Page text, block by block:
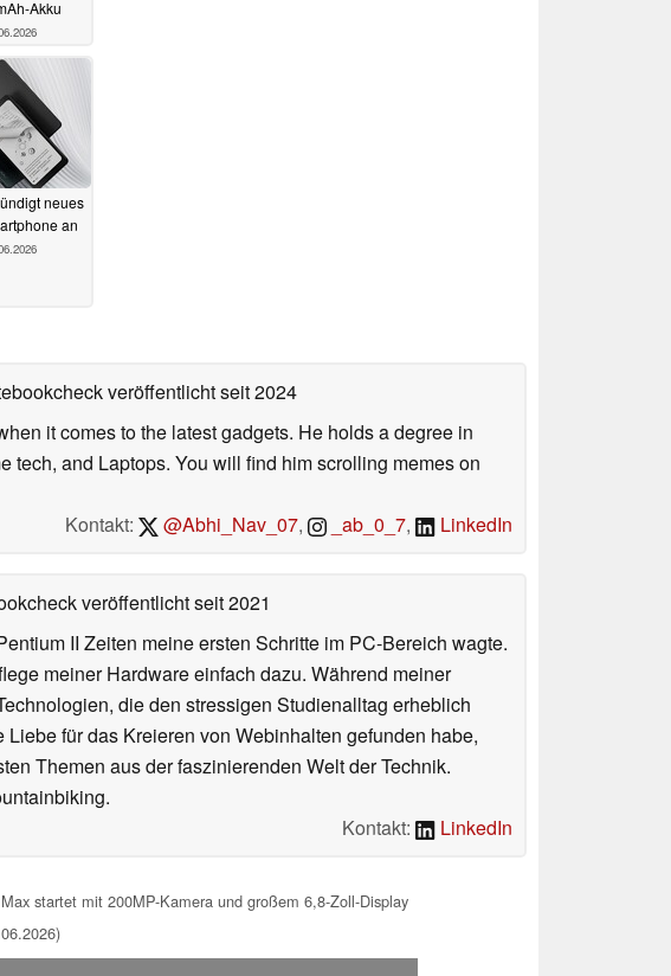
Android-
startet mit
und
Akku
veröffentlichtseit 2024
it comes to the latest gadgets. He holds a degree in
tech, and Laptops. You will find him scrolling memes on
Kontakt:
@Abhi_Nav_07
veröffentlichtseit 2021
II Zeiten meine ersten Schritte im PC-Bereich wagte.
meiner Hardware einfach dazu. Während meiner
die den stressigen Studienalltag erheblich
für das Kreieren von Webinhalten gefunden habe,
Themen aus der faszinierenden Welt der Technik.
Kontakt: